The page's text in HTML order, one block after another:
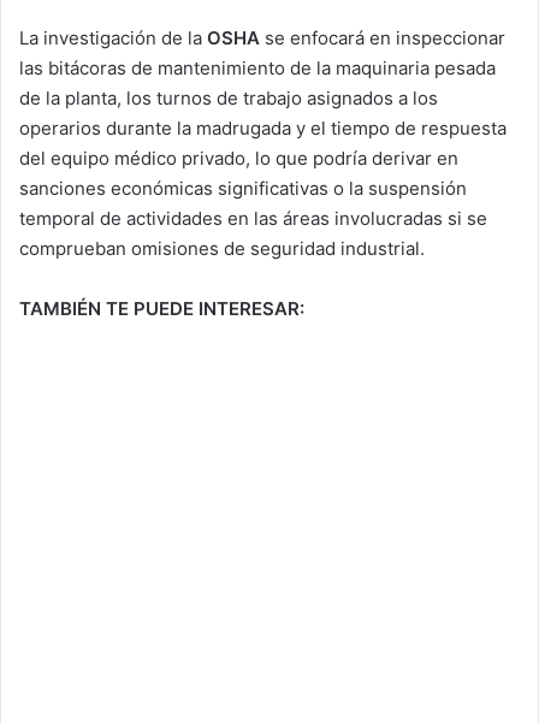
La investigación de la OSHA se enfocará en inspeccionar
las bitácoras de mantenimiento de la maquinaria pesada
de la planta, los turnos de trabajo asignados a los
operarios durante la madrugada y el tiempo de respuesta
del equipo médico privado, lo que podría derivar en
sanciones económicas significativas o la suspensión
temporal de actividades en las áreas involucradas si se
comprueban omisiones de seguridad industrial.
TAMBIÉN TE PUEDE INTERESAR: